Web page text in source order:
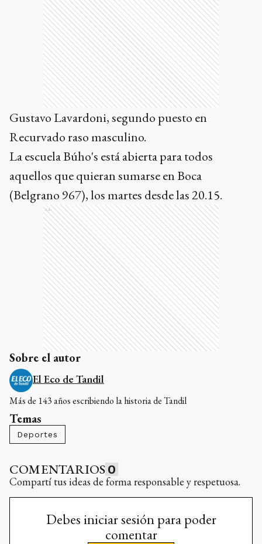
Gustavo Lavardoni, segundo puesto en
Recurvado raso masculino.
La escuela Búho's está abierta para todos
aquellos que quieran sumarse en Boca
(Belgrano 967), los martes desde las 20.15.
Ads
Sobre el autor
El Eco de Tandil
Más de 143 años escribiendo la historia de Tandil
Temas
Deportes
COMENTARIOS 0
Compartí tus ideas de forma responsable y respetuosa.
Debes iniciar sesión para poder
comentar